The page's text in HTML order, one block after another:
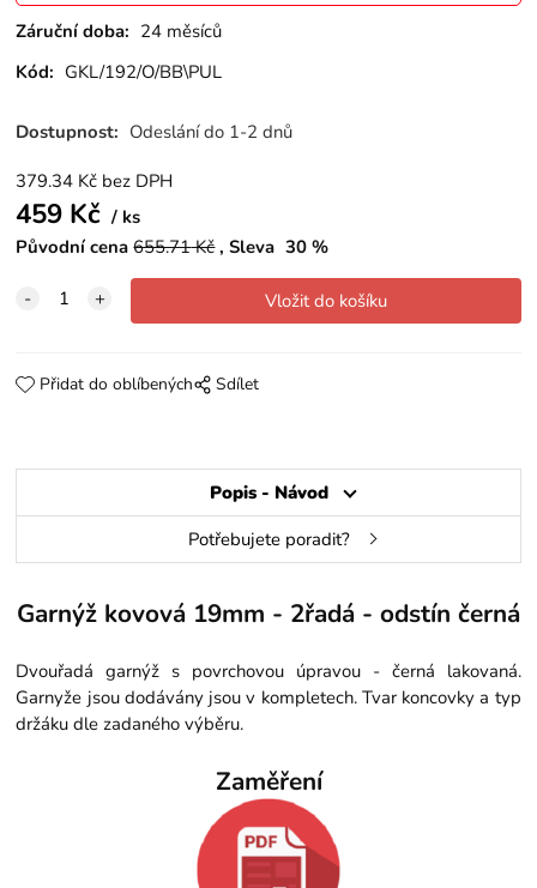
Záruční doba: 24 měsíců
Kód: GKL/192/O/BB\PUL
Dostupnost: Odeslání do 1-2 dnů
379.34 Kč bez DPH
459 Kč
ks
Původní cena 655.71Kč Sleva 30 %
Přidat do oblíbených Sdílet
Popis - Návod
Potřebujete poradit?
Garnýž kovová 19mm - 2řadá - odstín černá
Dvouřadá garnýž s povrchovou úpravou - černá lakovaná.
Garnyže jsou dodávány jsou v kompletech. Tvar koncovky a typ
držáku dle zadaného výběru.
Zaměření